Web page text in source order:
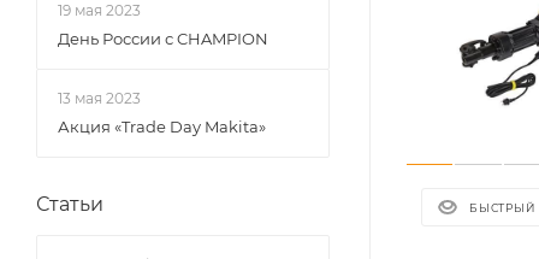
БЫСТРЫЙ
19 мая 2023
День России с CHAMPION
13 мая 2023
Акция «Trade Day Makita»
Статьи